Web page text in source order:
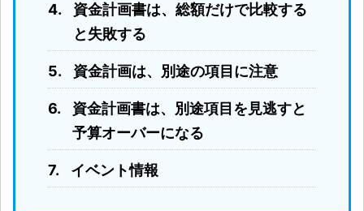
資金計画書は、総額だけで比較する
と失敗する
資金計画は、別途の項目に注意
資金計画書は、別途項目を見逃すと
予算オーバーになる
イベント情報